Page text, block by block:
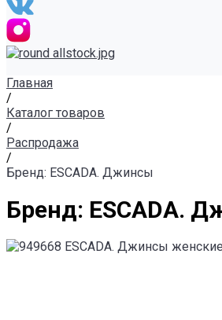
Главная
/
Каталог товаров
/
Распродажа
/
Бренд: ESCADA. Джинсы
Бренд: ESCADA.